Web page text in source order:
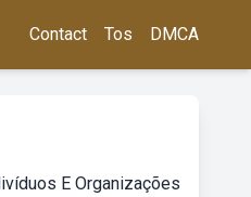
Contact Tos DMCA
E Organizações